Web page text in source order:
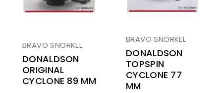
BRAVO SNORKEL
DONALDSON
ORIGINAL
CYCLONE 89 MM
BRAVO SNORKEL
DONALDSON
TOPSPIN
CYCLONE 77
MM